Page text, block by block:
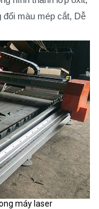
màu mép cắt, Dễ
máy laser